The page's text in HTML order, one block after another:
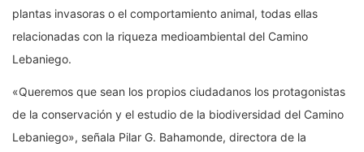
plantas invasoras o el comportamiento animal, todas ellas
relacionadas con la riqueza medioambiental del Camino
Lebaniego.
«Queremos que sean los propios ciudadanos los protagonistas
de la conservación y el estudio de la biodiversidad del Camino
Lebaniego», señala Pilar G. Bahamonde, directora de la